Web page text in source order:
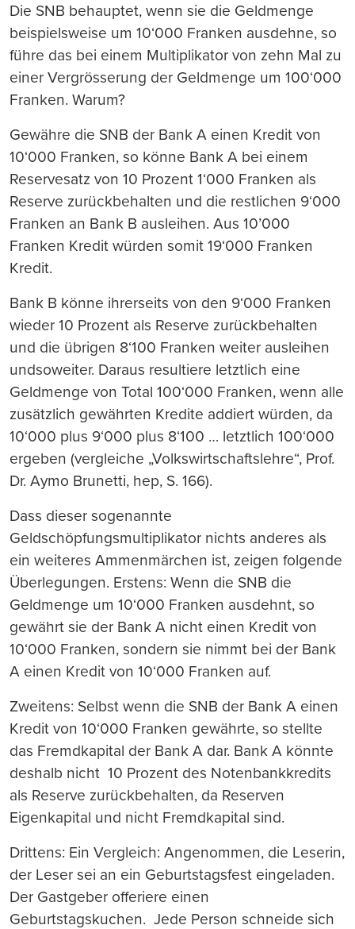
Die SNB behauptet, wenn sie die Geldmenge
beispielsweise um 10‘000 Franken ausdehne, so
führe das bei einem Multiplikator von zehn Mal zu
einer Vergrösserung der Geldmenge um 100‘000
Franken. Warum?
Gewähre die SNB der Bank A einen Kredit von
10‘000 Franken, so könne Bank A bei einem
Reservesatz von 10 Prozent 1‘000 Franken als
Reserve zurückbehalten und die restlichen 9‘000
Franken an Bank B ausleihen. Aus 10’000
Franken Kredit würden somit 19‘000 Franken
Kredit.
Bank B könne ihrerseits von den 9‘000 Franken
wieder 10 Prozent als Reserve zurückbehalten
und die übrigen 8‘100 Franken weiter ausleihen
undsoweiter. Daraus resultiere letztlich eine
Geldmenge von Total 100‘000 Franken, wenn alle
zusätzlich gewährten Kredite addiert würden, da
10‘000 plus 9‘000 plus 8‘100 … letztlich 100‘000
ergeben (vergleiche „Volkswirtschaftslehre“, Prof.
Dr. Aymo Brunetti, hep, S. 166).
Dass dieser sogenannte
Geldschöpfungsmultiplikator nichts anderes als
ein weiteres Ammenmärchen ist, zeigen folgende
Überlegungen. Erstens: Wenn die SNB die
Geldmenge um 10‘000 Franken ausdehnt, so
gewährt sie der Bank A nicht einen Kredit von
10‘000 Franken, sondern sie nimmt bei der Bank
A einen Kredit von 10‘000 Franken auf.
Zweitens: Selbst wenn die SNB der Bank A einen
Kredit von 10‘000 Franken gewährte, so stellte
das Fremdkapital der Bank A dar. Bank A könnte
deshalb nicht 10 Prozent des Notenbankkredits
als Reserve zurückbehalten, da Reserven
Eigenkapital und nicht Fremdkapital sind.
Drittens: Ein Vergleich: Angenommen, die Leserin,
der Leser sei an ein Geburtstagsfest eingeladen.
Der Gastgeber offeriere einen
Geburtstagskuchen. Jede Person schneide sich